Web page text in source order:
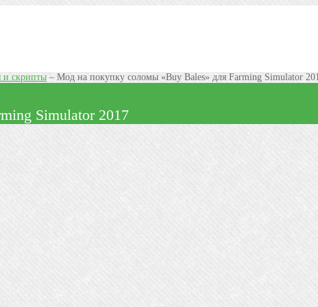
и скрипты – Мод на покупку соломы «Buy Bales» для Farming Simulator
Simulator 2017